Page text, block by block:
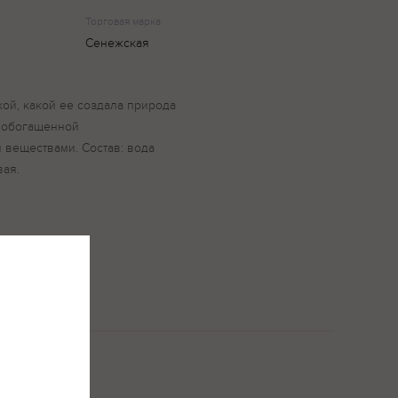
Торговая марка
Сенежская
какой ее создала природа
Состав: вода